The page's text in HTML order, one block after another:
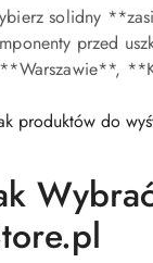
solidny
przed
produktów do